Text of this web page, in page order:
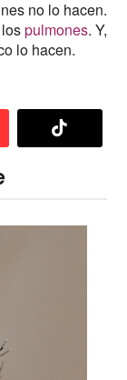
no lo hacen.
pulmones. Y,
lo hacen.